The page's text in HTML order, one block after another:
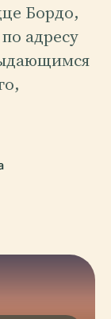
Бордо,
адресу